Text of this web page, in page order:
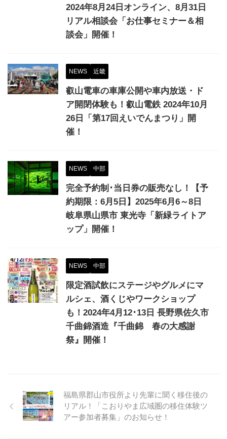
2024年8月24日オンライン、8月31日
リアル相談会「お仕事セミナー＆相
談会」開催！
NEWS 近畿
叡山電車の車庫公開や車内放送・ド
ア開閉体験も！叡山電鉄 2024年10月
26日「第17回えいでんまつり」開
催！
NEWS 中部
完全予約制･当日券の販売なし！【予
約期限：6月5日】2025年6月6～8日
岐阜県山県市 東光寺「新緑ライトア
ップ」開催！
NEWS 中部
限定酒試飲にステージやグルメにマ
ルシェ、酒くじやワークショップ
も！2024年4月12･13日 長野県佐久市
千曲錦酒造『千曲錦 春の大感謝
祭』開催！
福島県郡山市役所より先輩に聞く移住後の
リアル！「こおりやま広域圏の移住体験ツ
アー参加者募集」のお知らせ！